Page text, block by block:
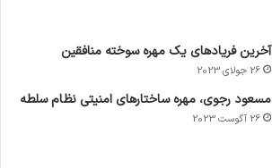
آخرین فریادهای یک مهره سوخته منافقین
26 جولای 2023
مسعود رجوی، مهره ساختارهای امنیتی نظام سلطه
26 آگوست 2023